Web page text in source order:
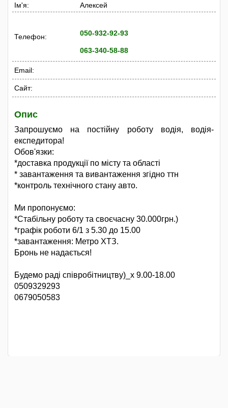
Ім'я:
Алексей
Телефон: 050-932-92-93
063-340-58-88
Email:
Сайт:
Опис
Запрошуємо на постiйну роботу водiя, водiя-
експедитора!
Обов'язки:
*доставка продукції по місту та області
* завантаження та вивантаження згідно ттн
*контроль технічного стану авто.
Ми пропонуємо:
*Стабільну роботу та своєчасну 30.000грн.)
*графік роботи 6/1 з 5.30 до 15.00
*завантаження: Метро ХТЗ.
Бронь не надається!
Будемо раді співробітництву)_x 9.00-18.00
0509329293
0679050583